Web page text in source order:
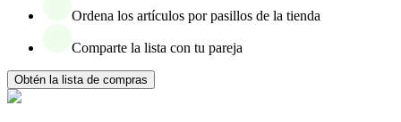
Ordena los artículos por pasillos de la tienda
Comparte la lista con tu pareja
Obtén la lista de compras